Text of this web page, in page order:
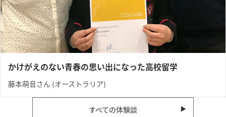
かけがえのない青春の思い出になった高校留学
藤本萌音さん (オーストラリア)
すべての体験談